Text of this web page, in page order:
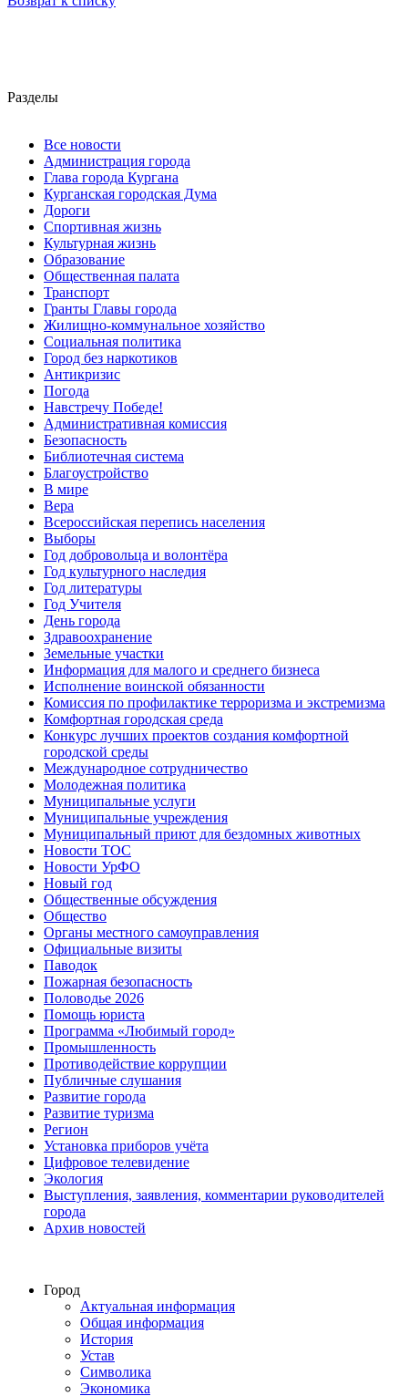
Разделы
Все новости
Администрация города
Глава города Кургана
Курганская городская Дума
Дороги
Спортивная жизнь
Культурная жизнь
Образование
Общественная палата
Транспорт
Гранты Главы города
Жилищно-коммунальное хозяйство
Социальная политика
Город без наркотиков
Антикризис
Погода
Навстречу Победе!
Административная комиссия
Безопасность
Библиотечная система
Благоустройство
В мире
Вера
Всероссийская перепись населения
Выборы
Год добровольца и волонтёра
Год культурного наследия
Год литературы
Год Учителя
День города
Здравоохранение
Земельные участки
Информация для малого и среднего бизнеса
Исполнение воинской обязанности
Комиссия по профилактике терроризма и экстремизма
Комфортная городская среда
Конкурс лучших проектов создания комфортной
городской среды
Международное сотрудничество
Молодежная политика
Муниципальные услуги
Муниципальные учреждения
Муниципальный приют для бездомных животных
Новости ТОС
Новости УрФО
Новый год
Общественные обсуждения
Общество
Органы местного самоуправления
Официальные визиты
Паводок
Пожарная безопасность
Половодье 2026
Помощь юриста
Программа «Любимый город»
Промышленность
Противодействие коррупции
Публичные слушания
Развитие города
Развитие туризма
Регион
Установка приборов учёта
Цифровое телевидение
Экология
Выступления, заявления, комментарии руководителей
города
Архив новостей
Город
Актуальная информация
Общая информация
История
Устав
Символика
Экономика